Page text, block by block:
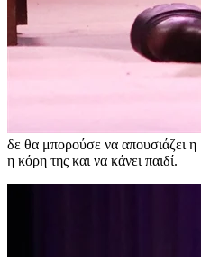
δε θα μπορούσε να απουσιάζει η
η κόρη της και να κάνει παιδί.